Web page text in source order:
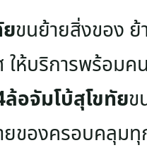
ขนย้ายสิ่งของ ย้
ให้บริการพร้อม
อจัมโบ้สุโขทัยข
ของครอบคลุม